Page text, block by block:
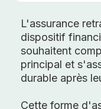
L'assurance
dispositif
souhaitent
principal et
durable après
Cette forme